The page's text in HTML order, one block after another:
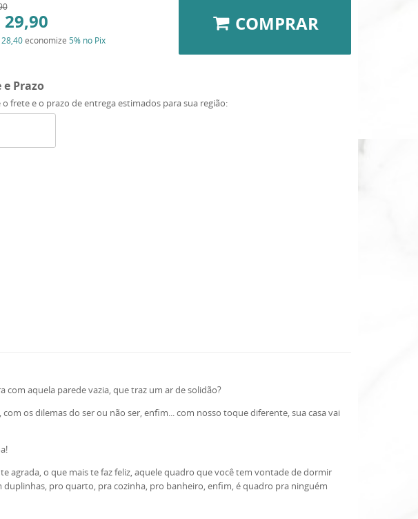
29,90
28,40economize 5% no Pix
COMPRAR
e Prazo
o frete e o prazo de entrega estimados para sua região:
com aquela parede vazia, que traz um ar de solidão?
os dilemas do ser ou não ser, enfim... com nosso toque diferente, sua casa vai
agrada, o que mais te faz feliz, aquele quadro que você tem vontade de dormir
pro quarto, pra cozinha, pro banheiro, enfim, é quadro pra ninguém